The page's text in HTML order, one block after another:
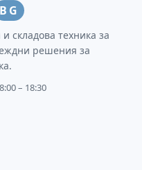
втора употреба
BG
складова техника за
решения за
– 18:30